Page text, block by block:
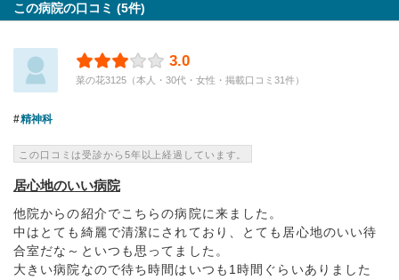
この病院の口コミ (5件)
3.0
菜の花3125（本人・30代・女性・掲載口コミ31件）
精神科
この口コミは受診から5年以上経過しています。
居心地のいい病院
他院からの紹介でこちらの病院に来ました。
中はとても綺麗で清潔にされており、とても居心地のいい待
合室だな～といつも思ってました。
大きい病院なので待ち時間はいつも1時間ぐらいありました